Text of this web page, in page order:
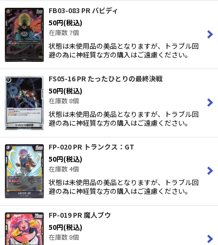
FB03-083 PR バビディ
50円(税込)
在庫数 7個
状態は未使用品の美品となりますが、トラブル回
避の為に神経質な方の購入はご遠慮ください。
FS05-16 PR たったひとりの最終決戦
50円(税込)
在庫数 8個
状態は未使用品の美品となりますが、トラブル回
避の為に神経質な方の購入はご遠慮ください。
FP-020 PR トランクス：GT
50円(税込)
在庫数 4個
状態は未使用品の美品となりますが、トラブル回
避の為に神経質な方の購入はご遠慮ください。
FP-019 PR 魔人ブウ
50円(税込)
在庫数 8個